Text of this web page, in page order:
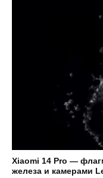
Xiaomi 14 Pro —
железа и камерами